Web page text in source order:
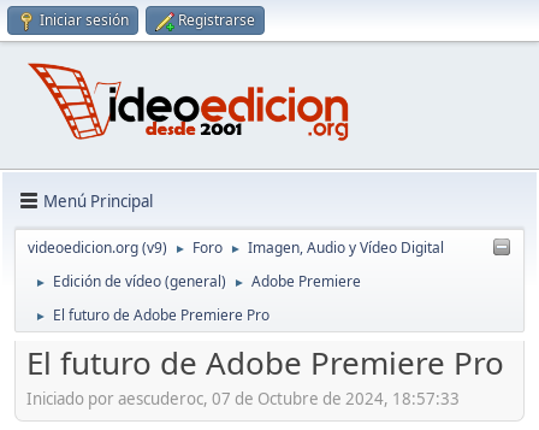
Iniciar sesión Registrarse
Menú Principal
videoedicion.org (v9) ► Foro ► Imagen, Audio y Vídeo Digital
► Edición de vídeo (general) ► Adobe Premiere
► El futuro de Adobe Premiere Pro
El futuro de Adobe Premiere Pro
Iniciado por aescuderoc, 07 de Octubre de 2024, 18:57:33